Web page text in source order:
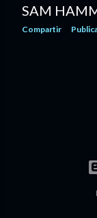
SAM
Compartir